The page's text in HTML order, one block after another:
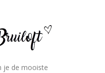
je de mooiste